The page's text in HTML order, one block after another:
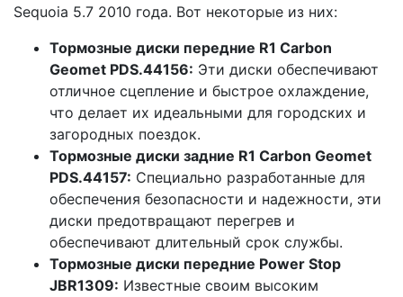
Sequoia 5.7 2010 года. Вот некоторые из них:
Тормозные диски передние R1 Carbon
Geomet PDS.44156: Эти диски обеспечивают
отличное сцепление и быстрое охлаждение,
что делает их идеальными для городских и
загородных поездок.
Тормозные диски задние R1 Carbon Geomet
PDS.44157: Специально разработанные для
обеспечения безопасности и надежности, эти
диски предотвращают перегрев и
обеспечивают длительный срок службы.
Тормозные диски передние Power Stop
JBR1309: Известные своим высоким